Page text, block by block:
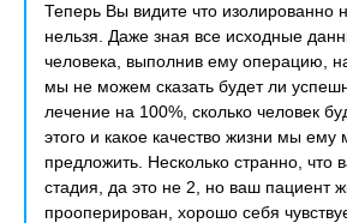
Теперь Вы видите что изолированно
нельзя. Даже зная все исходные
человека, выполнив ему операцию,
мы не можем сказать будет ли
лечение на 100%, сколько человек
этого и какое качество жизни мы ему
предложить. Несколько странно, что
стадия, да это не 2, но ваш пациент
прооперирован, хорошо себя